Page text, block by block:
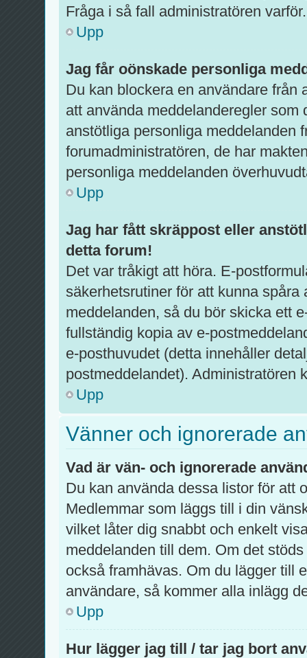
Fråga i så fall administratören varför.
Upp
Jag får oönskade personliga
Du kan blockera en användare från
att använda meddelanderegler
anstötliga personliga meddelanden
forumadministratören, de har
personliga meddelanden
Upp
Jag har fått skräppost eller
detta forum!
Det var tråkigt att höra. E-
säkerhetsrutiner för att kunna
meddelanden, så du bör skicka ett
fullständig kopia av e-
e-posthuvudet (detta innehåller
postmeddelandet). Administratören
Upp
Vänner och ignorerade
Vad är vän- och ignorerade
Du kan använda dessa listor för att
Medlemmar som läggs till i din
vilket låter dig snabbt och enkelt
meddelanden till dem. Om det
också framhävas. Om du lägger till
användare, så kommer alla inlägg
Upp
Hur lägger jag till / tar jag bort